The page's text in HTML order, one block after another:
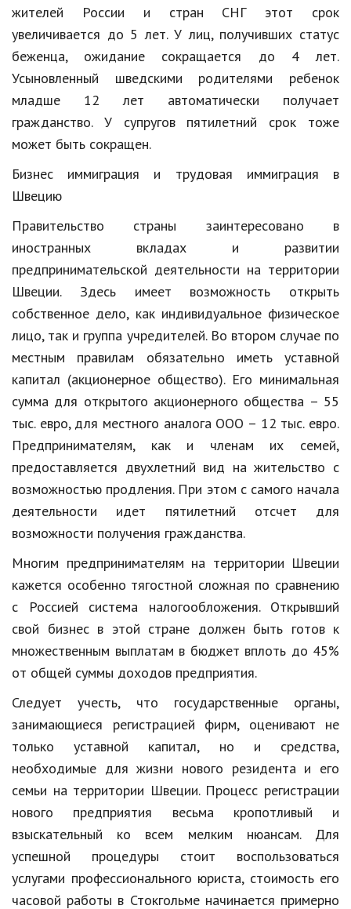
Психология и отношения
Творчество и рукоделие
Разное
Работа и бизнес
Животные
Еда и напитки
Праздники и подарки
Кинематограф
Домашние животные
Семья и дети
Путешествия
Строительство
Культура и общество
Мода и стиль
Бизнес
Хобби и развлечения
Финансы
Природа
Образование
жителей России и стран СНГ этот срок
увеличивается до 5 лет. У лиц, получивших статус
беженца, ожидание сокращается до 4 лет.
Усыновленный шведскими родителями ребенок
младше 12 лет автоматически получает
гражданство. У супругов пятилетний срок тоже
может быть сокращен.
Бизнес иммиграция и трудовая иммиграция в
Швецию
Правительство страны заинтересовано в
иностранных вкладах и развитии
предпринимательской деятельности на территории
Швеции. Здесь имеет возможность открыть
собственное дело, как индивидуальное физическое
лицо, так и группа учредителей. Во втором случае по
местным правилам обязательно иметь уставной
капитал (акционерное общество). Его минимальная
сумма для открытого акционерного общества – 55
тыс. евро, для местного аналога ООО – 12 тыс. евро.
Предпринимателям, как и членам их семей,
предоставляется двухлетний вид на жительство с
возможностью продления. При этом с самого начала
деятельности идет пятилетний отсчет для
возможности получения гражданства.
Многим предпринимателям на территории Швеции
кажется особенно тягостной сложная по сравнению
с Россией система налогообложения. Открывший
свой бизнес в этой стране должен быть готов к
множественным выплатам в бюджет вплоть до 45%
от общей суммы доходов предприятия.
Следует учесть, что государственные органы,
занимающиеся регистрацией фирм, оценивают не
только уставной капитал, но и средства,
необходимые для жизни нового резидента и его
семьи на территории Швеции. Процесс регистрации
нового предприятия весьма кропотливый и
взыскательный ко всем мелким нюансам. Для
успешной процедуры стоит воспользоваться
услугами профессионального юриста, стоимость его
часовой работы в Стокгольме начинается примерно